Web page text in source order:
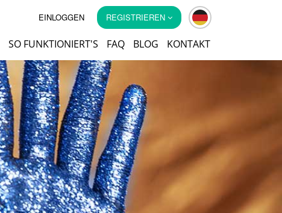
EINLOGGEN REGISTRIEREN
SO FUNKTIONIERT'S FAQ BLOG KONTAKT